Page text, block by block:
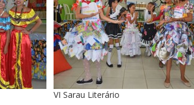
VI Sarau Literário